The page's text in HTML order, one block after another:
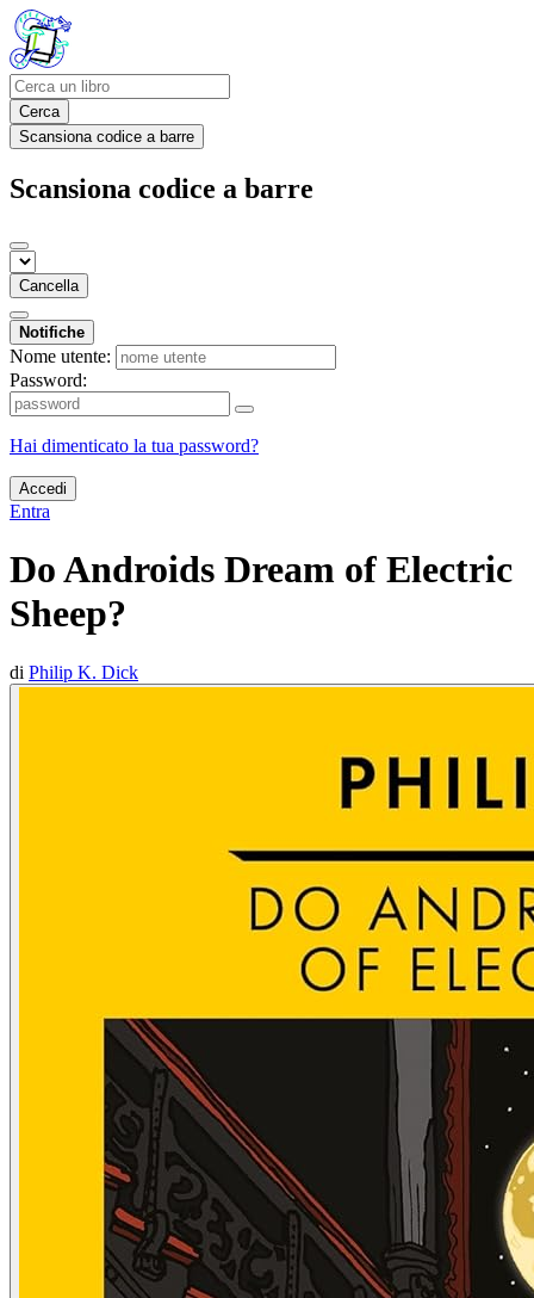
Cerca
Scansiona codice a barre
Scansiona codice a barre
Cancella
Notifiche
Nome utente:
Password:
Hai dimenticato la tua password?
Accedi
Entra
Do Androids Dream of Electric
Sheep?
di Philip K. Dick